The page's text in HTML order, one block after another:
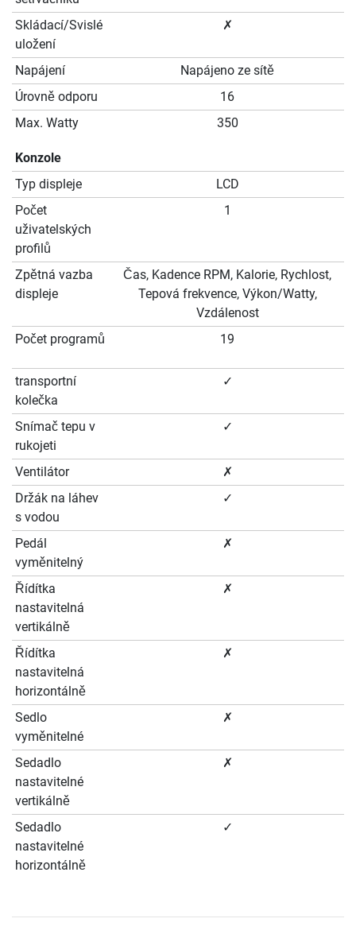
Skládací/Svislé
uložení
✗
Napájení
Napájeno ze sítě
Úrovně odporu
16
Max. Watty
350
Konzole
Typ displeje
LCD
Počet
uživatelských
profilů
1
Zpětná vazba
displeje
Čas, Kadence RPM, Kalorie, Rychlost,
Tepová frekvence, Výkon/Watty,
Vzdálenost
Počet programů
19
transportní
kolečka
✓
Snímač tepu v
rukojeti
✓
Ventilátor
✗
Držák na láhev
s vodou
✓
Pedál
vyměnitelný
✗
Řídítka
nastavitelná
vertikálně
✗
Řídítka
nastavitelná
horizontálně
✗
Sedlo
vyměnitelné
✗
Sedadlo
nastavitelné
vertikálně
✗
Sedadlo
nastavitelné
horizontálně
✓